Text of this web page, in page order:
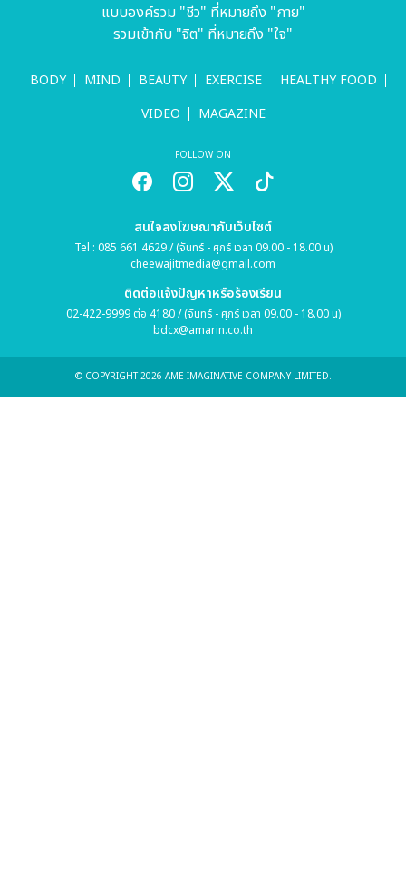
แบบองค์รวม "ชีว" ที่หมายถึง "กาย"
รวมเข้ากับ "จิต" ที่หมายถึง "ใจ"
BODY MIND BEAUTY EXERCISE
HEALTHY FOOD
VIDEO
MAGAZINE
FOLLOW ON
สนใจลงโฆษณากับเว็บไซต์
Tel : 085 661 4629 / (จันทร์ - ศุกร์ เวลา 09.00 - 18.00 น)
cheewajitmedia@gmail.com
ติดต่อแจ้งปัญหาหรือร้องเรียน
02-422-9999 ต่อ 4180 / (จันทร์ - ศุกร์ เวลา 09.00 - 18.00 น)
bdcx@amarin.co.th
© COPYRIGHT 2026 AME IMAGINATIVE COMPANY LIMITED.